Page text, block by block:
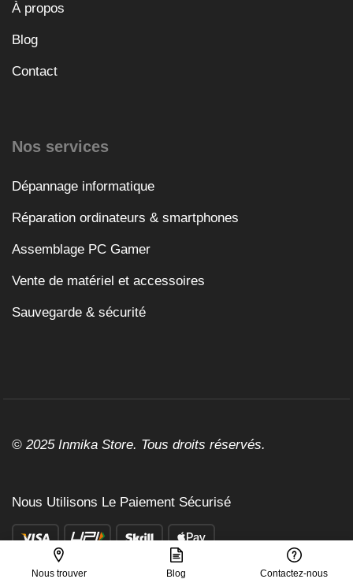
Nous trouver Blog Contactez-nous
À propos
Blog
Contact
Nos services
Dépannage informatique
Réparation ordinateurs & smartphones
Assemblage PC Gamer
Vente de matériel et accessoires
Sauvegarde & sécurité
© 2025 Inmika Store. Tous droits réservés.
Nous Utilisons Le Paiement Sécurisé